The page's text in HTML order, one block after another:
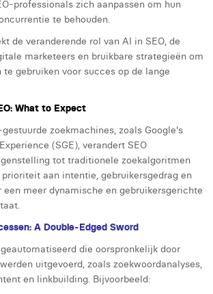
professionals zich aanpassen om hun
te behouden.
de veranderende rol van AI in SEO, de
marketeers en bruikbare strategieën om
te gebruiken voor succes op de lange
What to Expect
zoekmachines, zoals Google's
(SGE), verandert SEO
tot traditionele zoekalgoritmen
aan intentie, gebruikersgedrag en
meer dynamische en gebruikersgerichte
A Double-Edged Sword
die oorspronkelijk door
uitgevoerd, zoals zoekwoordanalyses,
en linkbuilding. Bijvoorbeeld: